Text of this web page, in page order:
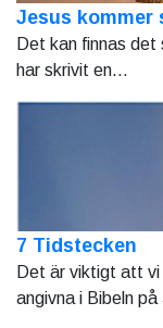
Jesus kommer
Det kan finnas
har skrivit en...
7 Tidstecken
Det är viktigt att
angivna i Bibeln på